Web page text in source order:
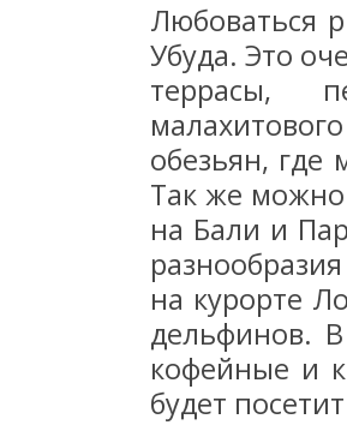
Любоваться
Убуда. Это
террасы,
обезьян,
Так же можно
на Бали и
на курорте
дельфинов.
кофейные и
будет